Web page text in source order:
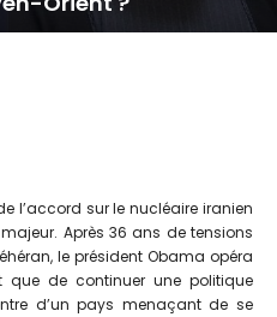
l’accord sur le nucléaire iranien
Après 36 ans de tensions
le président Obama opéra
que de continuer une politique
d’un pays menaçant de se